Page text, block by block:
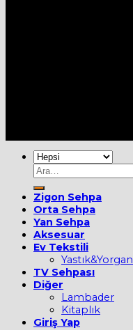
Ara:
Zigon Sehpa
Orta Sehpa
Yan Sehpa
Aksesuar
Ev Tekstili
Yastık&Yorgan
TV Sehpası
Diğer
Lambader
Kitaplık
Giriş Yap